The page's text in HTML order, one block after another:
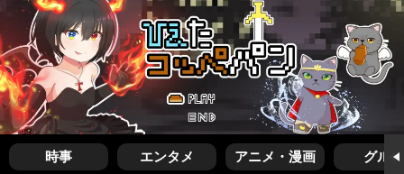
時事 エンタメ アニメ・漫画 グルメ